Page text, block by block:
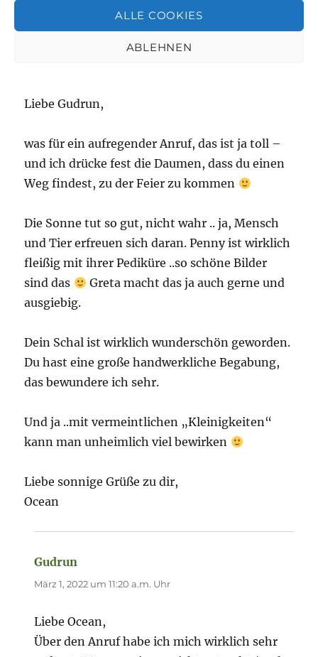
ALLE COOKIES
ABLEHNEN
Liebe Gudrun,
was für ein aufregender Anruf, das ist ja toll –
und ich drücke fest die Daumen, dass du einen
Weg findest, zu der Feier zu kommen
Die Sonne tut so gut, nicht wahr .. ja, Mensch
und Tier erfreuen sich daran. Penny ist wirklich
fleißig mit ihrer Pediküre ..so schöne Bilder
sind das
Greta macht das ja auch gerne und
ausgiebig.
Dein Schal ist wirklich wunderschön geworden.
Du hast eine große handwerkliche Begabung,
das bewundere ich sehr.
Und ja ..mit vermeintlichen „Kleinigkeiten“
kann man unheimlich viel bewirken
Liebe sonnige Grüße zu dir,
Ocean
Gudrun
März 1, 2022 um 11:20 a.m. Uhr
Liebe Ocean,
Über den Anruf habe ich mich wirklich sehr